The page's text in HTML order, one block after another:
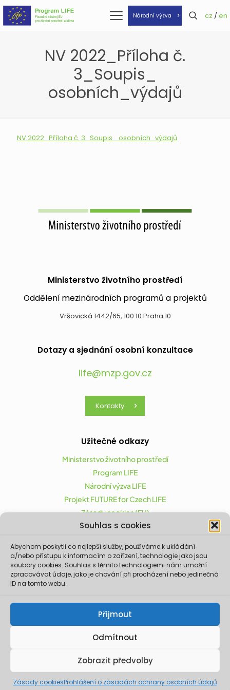
Souhlas s cookies
Abychom poskytli co nejlepší služby, používáme k ukládání
a/nebo přístupu k informacím o zařízení, technologie jako jsou
soubory cookies. Souhlas s těmito technologiemi nám umožní
zpracovávat údaje, jako je chování při procházení nebo jedinečná
ID na tomto webu.
Přijmout
Odmítnout
Zobrazit předvolby
Zásady cookiesProhlášení o zásadách ochrany osobních údajů
Národní výzva cz / en
NV 2022_Příloha č.
3_Soupis_
osobních_výdajů
NV 2022_Příloha č. 3_Soupis_ osobních_výdajů
Ministerstvo životního prostředí
Oddělení mezinárodních programů a projektů
Vršovická 1442/65, 100 10 Praha 10
Dotazy a sjednání osobní konzultace
life@mzp.gov.cz
Kontakty
Užitečné odkazy
Ministerstvo životního prostředí
Program LIFE
Národní výzva LIFE
Projekt FUTURE for Czech LIFE
Zásady cookies (EU)
Projekt FUTURE for Czech LIFE (LIFE21-CAP-CZ-LIFE
FOR CZECHIA) byl podpořen z finančního nástroje
Evropské unie LIFE.
Údaje a informace zveřejněné na těchto
Ministerstva životního prostředí a partnerů
projektu. Evropská komise není odpovědná za
jakékoliv použití informací zveřejněných na
těchto stránkách.
© 2026 Ministerstvo životního prostředí. Realizace ©